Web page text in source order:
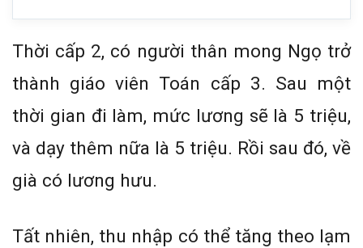
Thời cấp 2, có người thân mong Ngọ trở
thành giáo viên Toán cấp 3. Sau một
thời gian đi làm, mức lương sẽ là 5 triệu,
và dạy thêm nữa là 5 triệu. Rồi sau đó, về
già có lương hưu.
Tất nhiên, thu nhập có thể tăng theo lạm